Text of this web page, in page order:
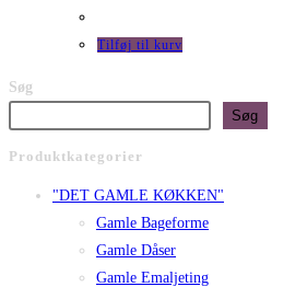
Tilføj til kurv
Søg
Søg
Produktkategorier
"DET GAMLE KØKKEN"
Gamle Bageforme
Gamle Dåser
Gamle Emaljeting